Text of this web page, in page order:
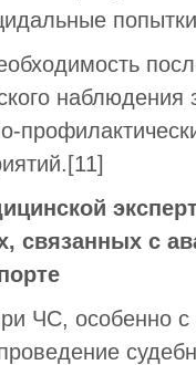
связанных с
ЧС, особенно